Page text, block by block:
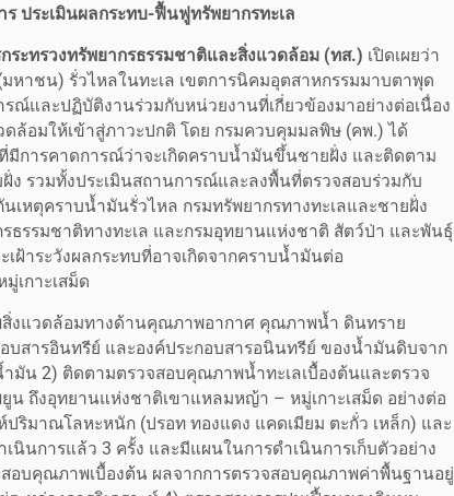
ประเมินผลกระทบ-ฟื้นฟูทรัพยากรทะเล
ระทรวงทรัพยากรธรรมชาติและสิ่งแวดล้อม (ทส.) เปิดเผยว่า
าชน) รั่วไหลในทะเล เขตการนิคมอุตสาหกรรมมาบตาพุด
ณ์และปฏิบัติงานร่วมกับหน่วยงานที่เกี่ยวข้องมาอย่างต่อเนื่อง
ล้อมให้เข้าสู่ภาวะปกติ โดย กรมควบคุมมลพิษ (คพ.) ได้
การคาดการณ์ว่าจะเกิดคราบน้ำมันขึ้นชายฝั่ง และติดตาม
รวมทั้งประเมินสถานการณ์และลงพื้นที่ตรวจสอบร่วมกับ
นเหตุคราบน้ำมันรั่วไหล กรมทรัพยากรทางทะเลและชายฝั่ง
ธรรมชาติทางทะเล และกรมอุทยานแห่งชาติ สัตว์ป่า และพันธุ์
าระวังผลกระทบที่อาจเกิดจากคราบน้ำมันต่อ
เกาะเสม็ด
สิ่งแวดล้อมทางด้านคุณภาพอากาศ คุณภาพน้ำ ดินทราย
บสารอินทรีย์ และองค์ประกอบสารอนินทรีย์ ของน้ำมันดิบจาก
มัน 2) ติดตามตรวจสอบคุณภาพน้ำทะเลเบื้องต้นและตรวจ
ถึงอุทยานแห่งชาติเขาแหลมหญ้า – หมู่เกาะเสม็ด อย่างต่อ
ปริมาณโลหะหนัก (ปรอท ทองแดง แคดเมียม ตะกั่ว เหล็ก) และ
นินการแล้ว 3 ครั้ง และมีแผนในการดำเนินการเก็บตัวอย่าง
สอบคุณภาพเบื้องต้น ผลจากการตรวจสอบคุณภาพค่าพื้นฐานอยู่